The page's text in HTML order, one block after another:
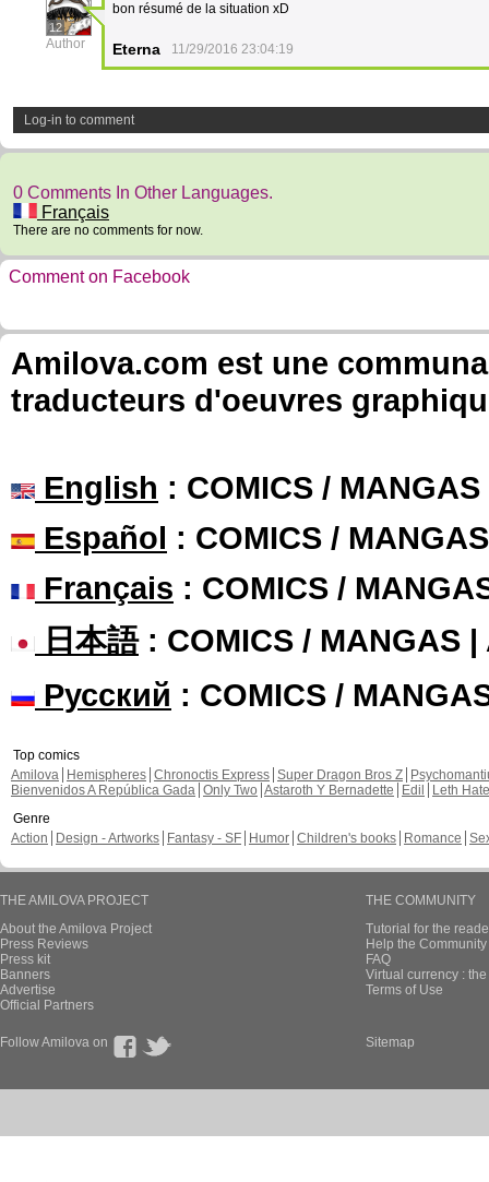
12
Author
bon résumé de la situation xD
Eterna 11/29/2016 23:04:19
Log-in to comment
0 Comments In Other Languages.
Français
There are no comments for now.
Comment on Facebook
Amilova.com est une
traducteurs d'oeuvres
English : COMICS /
Español : COMICS /
Français : COMICS /
日本語: COMICS / MANGAS |
Русский : COMICS /
Top comics
Amilova
Hemispheres Chronoctis Express Super Dragon Bros Z
Bienvenidos A República Gada Only Two Astaroth Y Bernadette Edil
Leth Hate
Genre
Action
Design - Artworks Fantasy - SF Humor Children's books Romance
THE AMILOVA PROJECT
About the Amilova Project
Press Reviews
Press kit
Banners
Advertise
Official Partners
THE COMMUNITY
Tutorial for the
Help the
FAQ
Virtual currency :
Terms of Use
Follow Amilova on Sitemap